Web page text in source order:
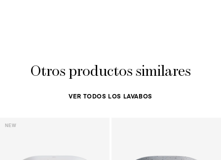
Otros productos similares
VER TODOS LOS LAVABOS
NEW